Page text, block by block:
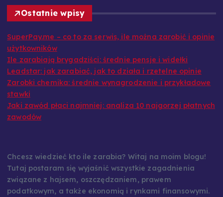
Ostatnie wpisy
SuperPay.me – co to za serwis, ile można zarobić i opinie
użytkowników
Ile zarabiają brygadziści: średnie pensje i widełki
Leadstar: jak zarabiać, jak to działa i rzetelne opinie
Zarobki chemika: średnie wynagrodzenie i przykładowe
stawki
Jaki zawód płaci najmniej: analiza 10 najgorzej płatnych
zawodów
Chcesz wiedzieć kto ile zarabia? Witaj na moim blogu!
Tutaj postaram się wyjaśnić wszystkie zagadnienia
związane z hajsem, oszczędzaniem, prawem
podatkowym, a także ekonomią i rynkami finansowymi.